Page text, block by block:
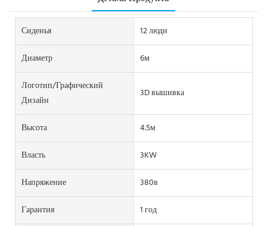
Сиденья
12 люди
Диаметр
6м
Логотип/графический
Дизайн
3D вышивка
Высота
4.5м
Власть
3KW
Напряжение
380в
Гарантия
1 год